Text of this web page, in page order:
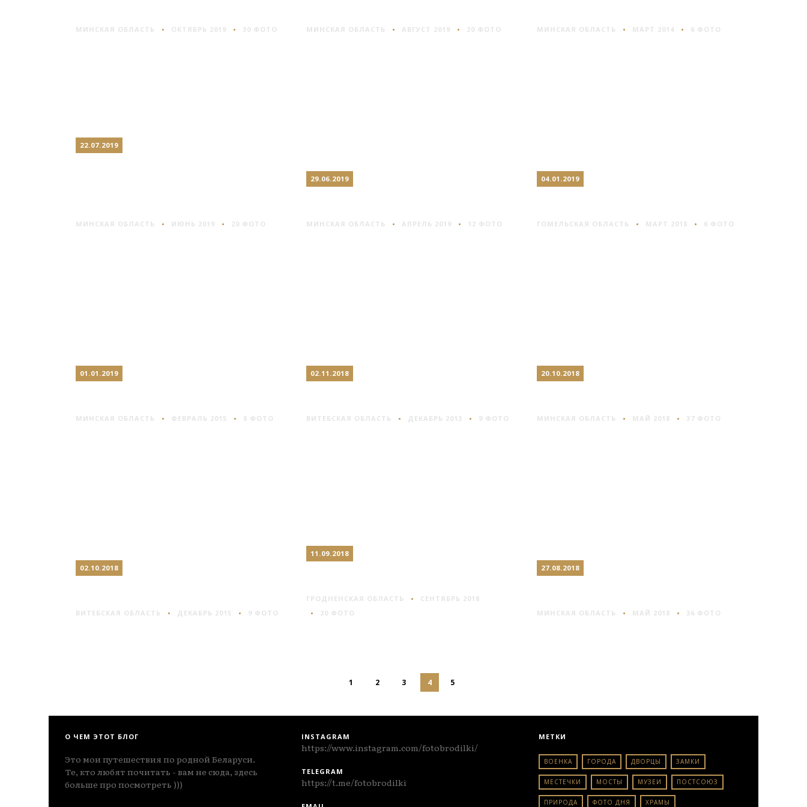
МИНСКАЯ ОБЛАСТЬ ОКТЯБРЬ 2019 30 ФОТО МИНСКАЯ ОБЛАСТЬ АВГУСТ 2019 20 ФОТО МИНСКАЯ ОБЛАСТЬ МАРТ 2014 6 ФОТО
22.07.2019
МИНСКАЯ ОБЛАСТЬ ИЮНЬ 2019 20 ФОТО
29.06.2019
МИНСКАЯ ОБЛАСТЬ АПРЕЛЬ 2019 12 ФОТО
04.01.2019
ГОМЕЛЬСКАЯ ОБЛАСТЬ МАРТ 2018 6 ФОТО
01.01.2019
МИНСКАЯ ОБЛАСТЬ ФЕВРАЛЬ 2015 8 ФОТО
02.11.2018
ВИТЕБСКАЯ ОБЛАСТЬ ДЕКАБРЬ 2013 9 ФОТО
20.10.2018
МИНСКАЯ ОБЛАСТЬ МАЙ 2018 37 ФОТО
02.10.2018
ВИТЕБСКАЯ ОБЛАСТЬ ДЕКАБРЬ 2015 9 ФОТО
11.09.2018
ГРОДНЕНСКАЯ ОБЛАСТЬ
СЕНТЯБРЬ 2018
20 ФОТО
27.08.2018
МИНСКАЯ ОБЛАСТЬ МАЙ 2018 36 ФОТО
1 2 3 4 5
О ЧЕМ ЭТОТ БЛОГ
Это мои путешествия по родной Беларуси.
Те, кто любят почитать - вам не сюда, здесь
больше про посмотреть )))
INSTAGRAM
https://www.instagram.com/fotobrodilki/
TELEGRAM
https://t.me/fotobrodilki
МЕТКИ
ВОЕНКА ГОРОДА ДВОРЦЫ ЗАМКИ
МЕСТЕЧКИ МОСТЫ МУЗЕИ ПОСТСОЮЗ
ПРИРОДА ФОТО ДНЯ ХРАМЫ